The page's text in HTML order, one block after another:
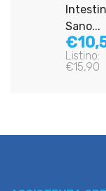
Sano...
Listino:
€15,90